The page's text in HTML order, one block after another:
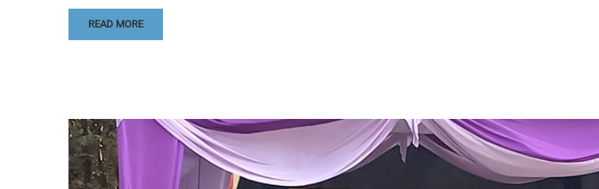
READ MORE